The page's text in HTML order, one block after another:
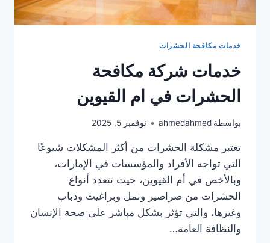
خدمات مكافحة الحشرات
خدمات شركة مكافحة
الحشرات في ام القيوين
بواسطة ahmedahmed نوفمبر 5, 2025
تعتبر مشكلة الحشرات من أكثر المشكلات شيوعًا
التي تواجه الأفراد والمؤسسات في الإمارات،
وبالأخص في أم القيوين، حيث تتعدد أنواع
الحشرات من صراصير ونمل وبراغيث وذباب
وغيرها، والتي تؤثر بشكل مباشر على صحة الإنسان
والنظافة العامة…